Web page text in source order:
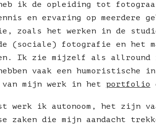
ik de opleiding tot
en ervaring op meerdere
zoals het werken in de
(sociale) fotografie en het
Ik zie mijzelf als allround
vaak een humoristische
mijn werk in het portfolio
werk ik autonoom, het zijn
zaken die mijn aandacht